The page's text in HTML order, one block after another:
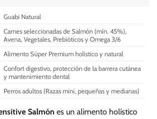
pueden
elegir
en
la
producto
Guabi Natural
Carnes seleccionadas de Salmón (mín. 45%),
Avena, Vegetales, Prebióticos y Omega 3/6
Alimento Súper Premium holístico y natural
Confort digestivo, protección de la barrera cutánea
y mantenimiento dental
Perros adultos (Razas mini, pequeñas y medianas)
Salmón es un alimento holístico